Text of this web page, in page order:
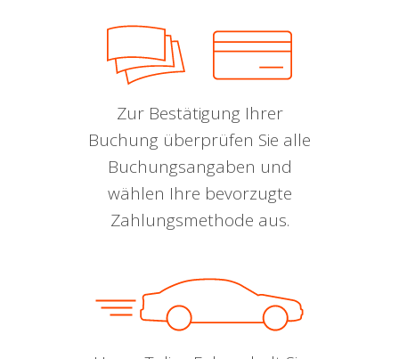
Zur Bestätigung Ihrer
Buchung überprüfen Sie alle
Buchungsangaben und
wählen Ihre bevorzugte
Zahlungsmethode aus.